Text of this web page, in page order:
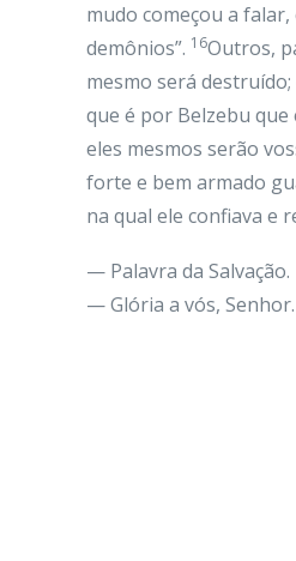
mudo começou a
demônios”. 16Outros,
mesmo será
que é por Belzebu
eles mesmos serão
forte e bem armado
na qual ele confiava e
— Palavra da Salvação.
— Glória a vós, Senhor.